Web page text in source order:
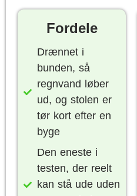
Fordele
Drænnet i
bunden, så
regnvand løber
ud, og stolen er
tør kort efter en
byge
Den eneste i
testen, der reelt
kan stå ude uden